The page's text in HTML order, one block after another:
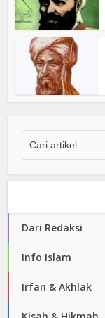
Dari Redaksi
Info Islam
Irfan & Akhlak